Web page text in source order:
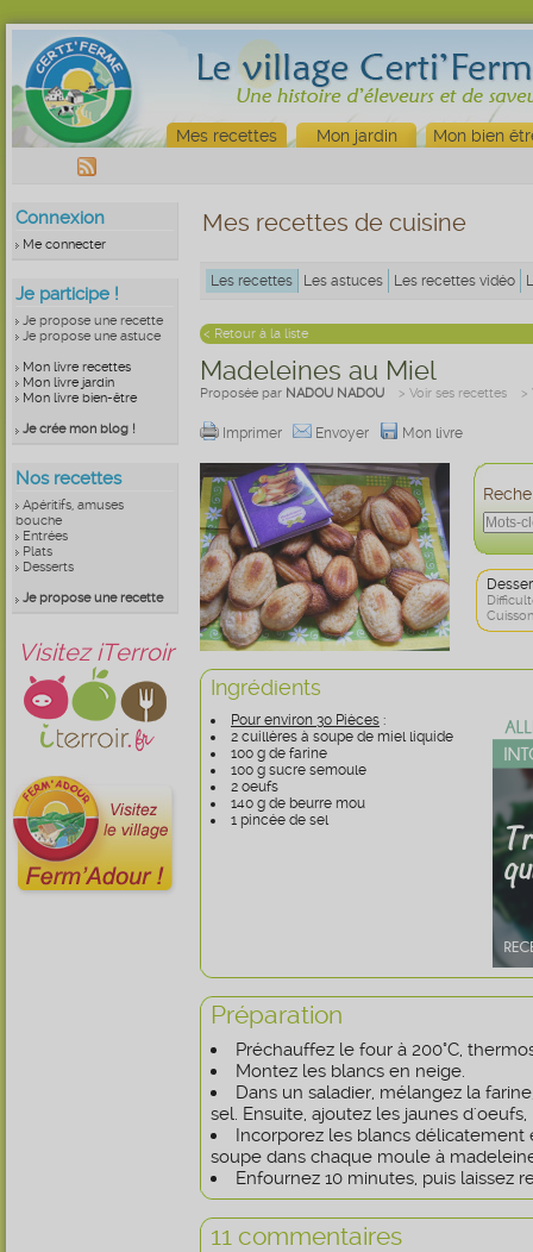
Mes recettes Mon jardin Mon bien
Connexion
Me connecter
Je participe !
Je propose une recette
Je propose une astuce
Mon livre recettes
Mon livre jardin
Mon livre bien-être
Je crée mon blog !
Nos recettes
Apéritifs, amuses
bouche
Entrées
Plats
Desserts
Je propose une recette
Visitez iTerroir
Mes recettes de cuisine
Les recettes Les astuces Les recettes vidéo
< Retour à la liste
Madeleines au Miel
Proposée par NADOU NADOU > Voir ses recettes >
Imprimer Envoyer Mon livre
Ingrédients
Pour environ 30 Pièces :
2 cuillères à soupe de miel liquide
100 g de farine
100 g sucre semoule
2 oeufs
140 g de beurre mou
1 pincée de sel
Préparation
Préchauffez le four à 200°C,
Montez les blancs en neige.
Dans un saladier, mélangez la
sel. Ensuite, ajoutez les jaunes
Incorporez les blancs délicatement
soupe dans chaque moule à
Enfournez 10 minutes, puis laissez
11 commentaires